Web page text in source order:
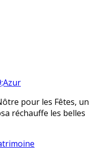
pour les Fêtes, un
réchauffe les belles